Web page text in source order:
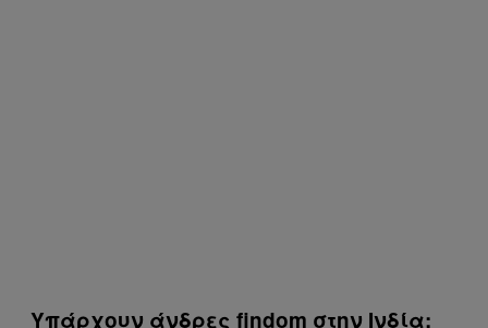
Υπάρχουν άνδρες findom στην Ινδία;